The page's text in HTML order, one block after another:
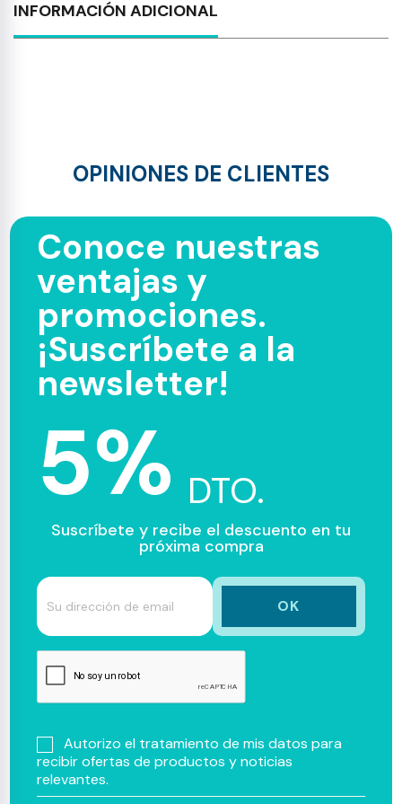
INFORMACIÓN ADICIONAL
OPINIONES DE CLIENTES
Conoce nuestras
ventajas y
promociones.
¡Suscríbete a la
newsletter!
5% DTO.
Suscríbete y recibe el descuento en tu
próxima compra
Autorizo el tratamiento de mis datos para
recibir ofertas de productos y noticias
relevantes.